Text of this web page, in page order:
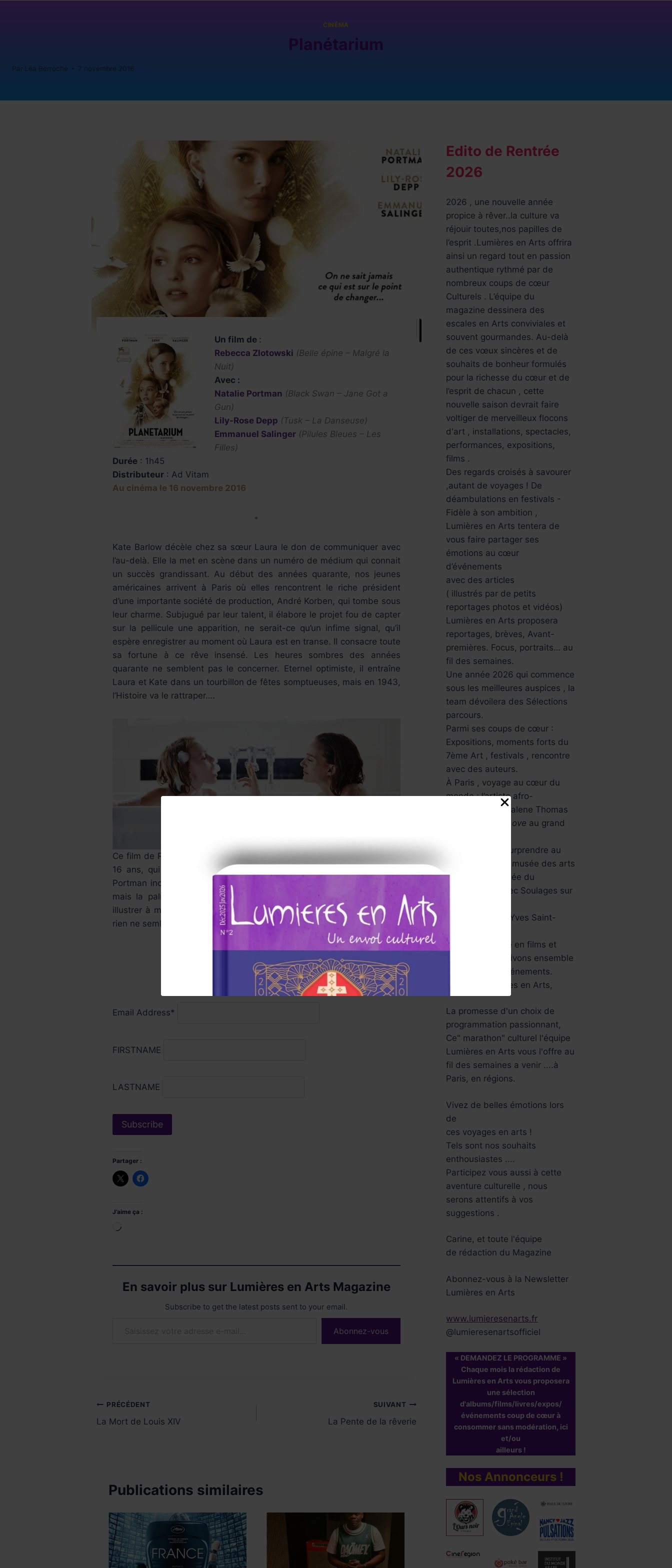
CINÉMA
Planétarium
Par Léa Berroche 7 novembre 2016
Un film de :
Rebecca Zlotowski (Belle épine – Malgré la
Nuit)
Avec :
Natalie Portman (Black Swan – Jane Got a
Gun)
Lily-Rose Depp (Tusk – La Danseuse)
Emmanuel Salinger (Pilules Bleues – Les
Filles)
Durée : 1h45
Distributeur : Ad Vitam
Au cinéma le 16 novembre 2016
•
Kate Barlow décèle chez sa sœur Laura le don de communiquer avec
l’au-delà. Elle la met en scène dans un numéro de médium qui connait
un succès grandissant. Au début des années quarante, nos jeunes
américaines arrivent à Paris où elles rencontrent le riche président
d’une importante société de production, André Korben, qui tombe sous
leur charme. Subjugué par leur talent, il élabore le projet fou de capter
sur la pellicule une apparition, ne serait-ce qu’un infime signal, qu’il
espère enregistrer au moment où Laura est en transe. II consacre toute
sa fortune à ce rêve insensé. Les heures sombres des années
quarante ne semblent pas le concerner. Eternel optimiste, il entraîne
Laura et Kate dans un tourbillon de fêtes somptueuses, mais en 1943,
l’Histoire va le rattraper….
Ce film de Rebecca Zlotowski met en scène Lily-Rose Depp, tout juste
16 ans, qui ne se sort pas trop mal d’un rôle assez ingrat. Natalie
Portman incarne superbement une sœur à la fois protectrice et rivale
mais la palme revient à Emmanuel Salinger-André Korben qui a su
illustrer à merveille ce personnage habité par une obsession folle que
rien ne semble pouvoir freiner.
Christian de Rouffignac et Léa Berroche
Email Address*
FIRSTNAME
LASTNAME
Partager :
J’aime ça :
Chargement…
En savoir plus sur Lumières en Arts Magazine
Subscribe to get the latest posts sent to your email.
Abonnez-vous
Navigation
de
PRÉCÉDENT
La Mort de Louis XIV
SUIVANT
La Pente de la rêverie
Publications similaires
Edito de Rentrée
2026
2026 , une nouvelle année
propice à rêver..la culture va
réjouir toutes,nos papilles de
l’esprit .Lumières en Arts offrira
ainsi un regard tout en passion
authentique rythmé par de
nombreux coups de cœur
Culturels . L’équipe du
magazine dessinera des
escales en Arts conviviales et
souvent gourmandes. Au-delà
de ces vœux sincères et de
souhaits de bonheur formulés
pour la richesse du cœur et de
l’esprit de chacun , cette
nouvelle saison devrait faire
voltiger de merveilleux flocons
d'art , installations, spectacles,
performances, expositions,
films .
Des regards croisés à savourer
,autant de voyages ! De
déambulations en festivals -
Fidèle à son ambition ,
Lumières en Arts tentera de
vous faire partager ses
émotions au cœur
d’événements
avec des articles
( illustrés par de petits
reportages photos et vidéos)
Lumières en Arts proposera
reportages, brèves, Avant-
premières. Focus, portraits… au
fil des semaines.
Une année 2026 qui commence
sous les meilleures auspices , la
team dévoilera des Sélections
parcours.
Parmi ses coups de cœur :
Expositions, moments forts du
7ème Art , festivals , rencontre
avec des auteurs.
À Paris , voyage au cœur du
monde : l’artiste afro-
américaine Mickalene Thomas
All About Love au grand
L’Asie va vous surprendre au
musée Guimet , musée des arts
asiatiques , Musée du
Luxembourg avec Soulages sur
Aussi le musée Yves Saint-
Une année riche en films et
festivals, bref ,vivons ensemble
tous ces jolis événements.
L’équipe Lumières en Arts,
La promesse d'un choix de
programmation passionnant,
Ce" marathon" culturel l'équipe
Lumières en Arts vous l'offre au
fil des semaines a venir ....à
Paris, en régions.
Vivez de belles émotions lors
de
ces voyages en arts !
Tels sont nos souhaits
enthousiastes ....
Participez vous aussi à cette
aventure culturelle , nous
serons attentifs à vos
suggestions .
Carine, et toute l'équipe
de rédaction du Magazine
Abonnez-vous à la Newsletter
Lumières en Arts
www.lumieresenarts.fr
@lumieresenartsofficiel
« DEMANDEZ LE PROGRAMME »
Chaque mois la rédaction de
Lumières en Arts vous proposera
une sélection
d'albums/films/livres/expos/
événements coup de cœur à
consommer sans modération, ici
et/ou
ailleurs !
Nos Annonceurs !